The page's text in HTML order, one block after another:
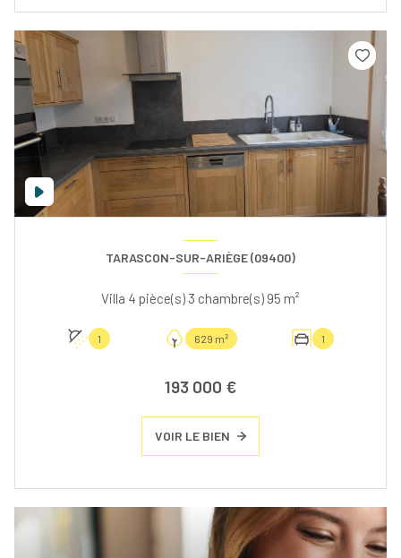
TARASCON-SUR-ARIÈGE (09400)
Villa 4 pièce(s) 3 chambre(s) 95 m²
1 629 m² 1
193 000 €
VOIR LE BIEN